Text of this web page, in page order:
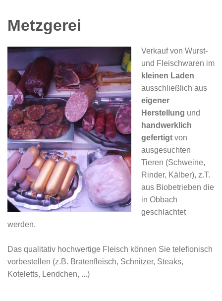
Metzgerei
Verkauf von Wurst-
und Fleischwaren im
kleinen Laden
ausschließlich aus
eigener
Herstellung und
handwerklich
gefertigt von
ausgesuchten
Tieren (Schweine,
Rinder, Kälber), z.T.
aus Biobetrieben die
in Obbach
geschlachtet
werden.
Das qualitativ hochwertige Fleisch können Sie telefionisch
vorbestellen (z.B. Bratenfleisch, Schnitzer, Steaks,
Koteletts, Lendchen, ...)